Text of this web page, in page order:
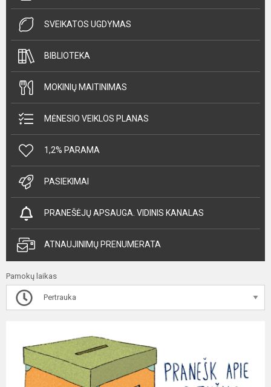
SVEIKATOS UGDYMAS
BIBLIOTEKA
MOKINIŲ MAITINIMAS
MĖNESIO VEIKLOS PLANAS
1,2% PARAMA
PASIEKIMAI
PRANEŠĖJŲ APSAUGA. VIDINIS KANALAS
ATNAUJINIMŲ PRENUMERATA
Pamokų laikas
Pertrauka